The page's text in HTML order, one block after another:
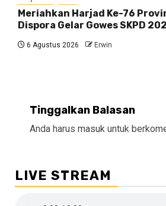
Meriahkan Harjad Ke-76
Dispora Gelar Gowes SKPD
6 Agustus 2026 Erwin
Tinggalkan Balasan
Anda harus masuk untuk
LIVE STREAM